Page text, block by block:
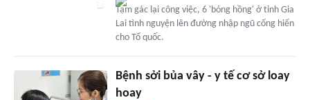
Tạm gác lại công việc, 6 'bóng hồng' ở tỉnh Gia
Lai tình nguyện lên đường nhập ngũ cống hiến
cho Tổ quốc.
Bệnh sởi bủa vây - y tế cơ sở loay
hoay